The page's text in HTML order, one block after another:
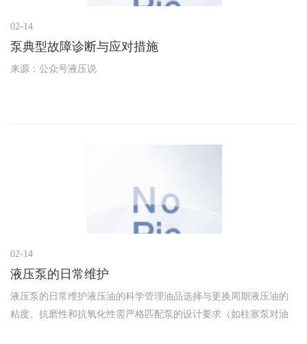
02-14
泵典型故障诊断与应对措施
来源：公众号液压说
02-14
液压泵的日常维护
液压泵的日常维护液压油的科学管理油品选择与更换周期液压油的
粘度、抗磨性和抗氧化性需严格匹配泵的设计要求（如柱塞泵对油